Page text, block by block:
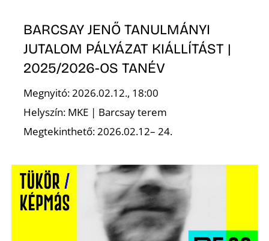
BARCSAY JENŐ TANULMÁNYI
JUTALOM PÁLYÁZAT KIÁLLÍTÁST |
2025/2026-OS TANÉV
Megnyitó: 2026.02.12., 18:00
Helyszín: MKE | Barcsay terem
Megtekinthető: 2026.02.12– 24.